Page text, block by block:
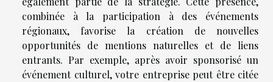
combinée à la participation à des événements
régionaux, favorise la création de nouvelles
opportunités de mentions naturelles et de liens
entrants. Par exemple, après avoir sponsorisé un
événement culturel, votre entreprise peut être citée